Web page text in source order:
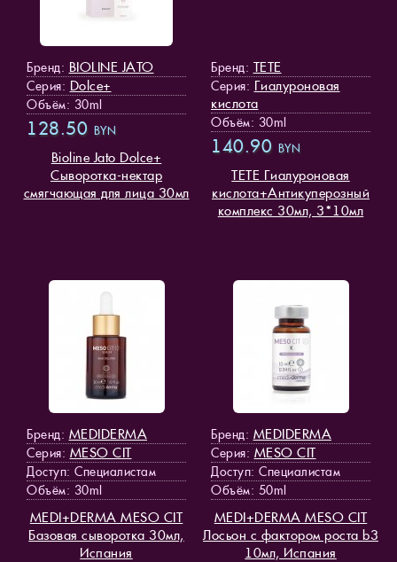
Бренд: BIOLINE JATO
Серия: Dolce+
Объём: 30ml
128.50 BYN
Bioline Jato Dolce+
Cыворотка-нектар
смягчающая для лица 30мл
Бренд: TETE
Серия: Гиалуроновая
кислота
Объём: 30ml
140.90 BYN
TETE Гиалуроновая
кислота+Антикуперозный
комплекс 30мл, 3*10мл
Бренд: MEDIDERMA
Серия: MESO СIT
Доступ: Специалистам
Объём: 30ml
MEDI+DERMA MESO СIT
Базовая сыворотка 30мл,
Испания
Бренд: MEDIDERMA
Серия: MESO СIT
Доступ: Специалистам
Объём: 50ml
MEDI+DERMA MESO СIT
Лосьон с фактором роста b3
10мл, Испания